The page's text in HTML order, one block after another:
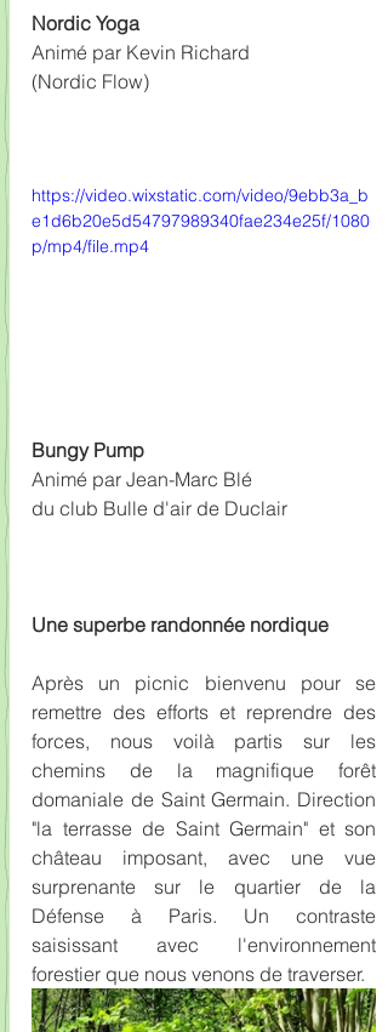
Nordic Yoga
Animé par Kevin Richard
(Nordic Flow)
https://video.wixstatic.com/video/9ebb3a_b
e1d6b20e5d54797989340fae234e25f/1080
p/mp4/file.mp4
Bungy Pump
Animé par Jean-Marc Blé
du club Bulle d'air de Duclair
Une superbe randonnée nordique
Après un picnic bienvenu pour se
remettre des efforts et reprendre des
forces, nous voilà partis sur les
chemins de la magnifique forêt
domaniale de Saint Germain. Direction
"la terrasse de Saint Germain" et son
château imposant, avec une vue
surprenante sur le quartier de la
Défense à Paris. Un contraste
saisissant avec l'environnement
forestier que nous venons de traverser.